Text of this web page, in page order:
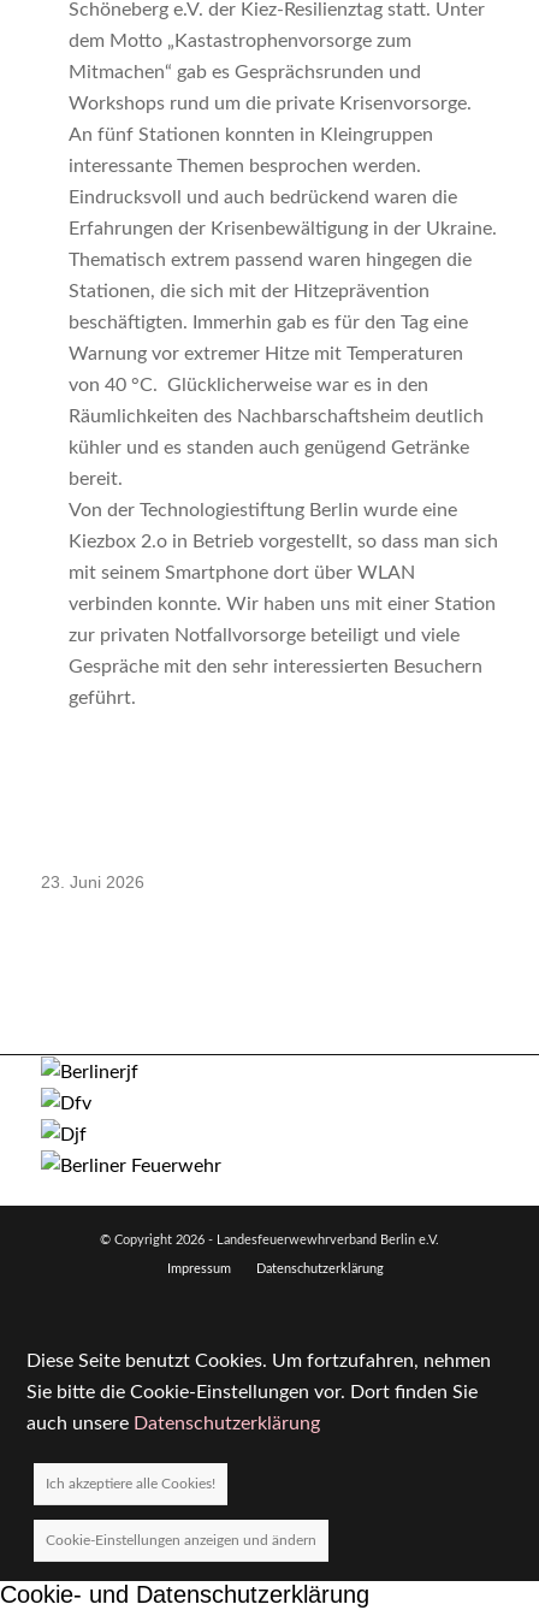
Schöneberg e.V. der Kiez-Resilienztag statt. Unter
dem Motto „Kastastrophenvorsorge zum
Mitmachen“ gab es Gesprächsrunden und
Workshops rund um die private Krisenvorsorge.
An fünf Stationen konnten in Kleingruppen
interessante Themen besprochen werden.
Eindrucksvoll und auch bedrückend waren die
Erfahrungen der Krisenbewältigung in der Ukraine.
Thematisch extrem passend waren hingegen die
Stationen, die sich mit der Hitzeprävention
beschäftigten. Immerhin gab es für den Tag eine
Warnung vor extremer Hitze mit Temperaturen
von 40 °C. Glücklicherweise war es in den
Räumlichkeiten des Nachbarschaftsheim deutlich
kühler und es standen auch genügend Getränke
bereit.
Von der Technologiestiftung Berlin wurde eine
Kiezbox 2.o in Betrieb vorgestellt, so dass man sich
mit seinem Smartphone dort über WLAN
verbinden konnte. Wir haben uns mit einer Station
zur privaten Notfallvorsorge beteiligt und viele
Gespräche mit den sehr interessierten Besuchern
geführt.
23. Juni 2026
© Copyright 2026 - Landesfeuerwewhrverband Berlin e.V.
Impressum Datenschutzerklärung
Diese Seite benutzt Cookies. Um fortzufahren, nehmen
Sie bitte die Cookie-Einstellungen vor. Dort finden Sie
auch unsere Datenschutzerklärung
Ich akzeptiere alle Cookies!
Cookie-Einstellungen anzeigen und ändern
Cookie- und Datenschutzerklärung